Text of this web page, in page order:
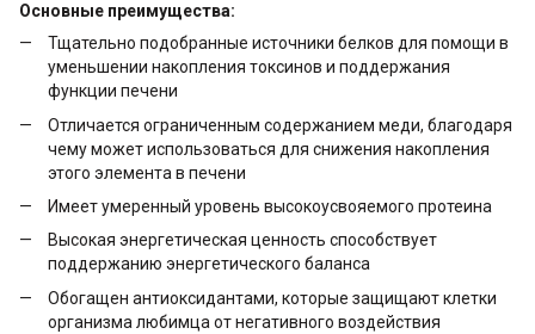
Основные преимущества:
Тщательно подобранные источники белков для помощи в
уменьшении накопления токсинов и поддержания
функции печени
Отличается ограниченным содержанием меди, благодаря
чему может использоваться для снижения накопления
этого элемента в печени
Имеет умеренный уровень высокоусвояемого протеина
Высокая энергетическая ценность способствует
поддержанию энергетического баланса
Обогащен антиоксидантами, которые защищают клетки
организма любимца от негативного воздействия